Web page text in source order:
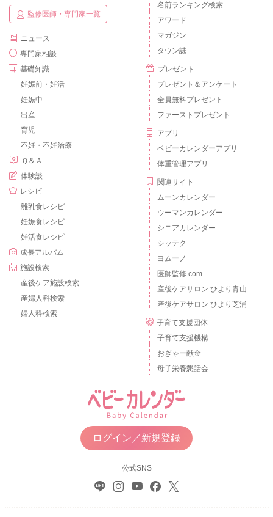
監修医師・専門家一覧
ニュース
専門家相談
基礎知識
妊娠前・妊活
妊娠中
出産
育児
不妊・不妊治療
Ｑ＆Ａ
体験談
レシピ
離乳食レシピ
妊娠食レシピ
妊活食レシピ
成長アルバム
施設検索
産後ケア施設検索
産婦人科検索
婦人科検索
名前ランキング検索
アワード
マガジン
タウン誌
プレゼント
プレゼント＆アンケート
全員無料プレゼント
ファーストプレゼント
アプリ
ベビーカレンダーアプリ
体重管理アプリ
関連サイト
ムーンカレンダー
ウーマンカレンダー
シニアカレンダー
シッテク
ヨムーノ
医師監修.com
産後ケアサロン ひより青山
産後ケアサロン ひより芝浦
子育て支援団体
子育て支援機構
おぎゃー献金
母子栄養懇話会
ログイン／新規登録
公式SNS